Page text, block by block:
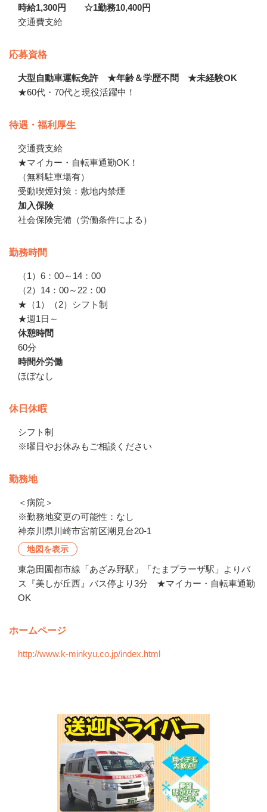
時給1,300円 ☆1勤務10,400円
交通費支給
応募資格
大型自動車運転免許 ★年齢＆学歴不問 ★未経験OK
★60代・70代と現役活躍中！
待遇・福利厚生
交通費支給
★マイカー・自転車通勤OK！
（無料駐車場有）
受動喫煙対策：敷地内禁煙
加入保険
社会保険完備（労働条件による）
勤務時間
（1）6：00～14：00
（2）14：00～22：00
★（1）（2）シフト制
★週1日～
休憩時間
60分
時間外労働
ほぼなし
休日休暇
シフト制
※曜日やお休みもご相談ください
勤務地
＜病院＞
※勤務地変更の可能性：なし
神奈川県川崎市宮前区潮見台20-1
地図を表示
東急田園都市線「あざみ野駅」「たまプラーザ駅」よりバ
ス『美しが丘西』バス停より3分 ★マイカー・自転車通勤
OK
ホームページ
http://www.k-minkyu.co.jp/index.html